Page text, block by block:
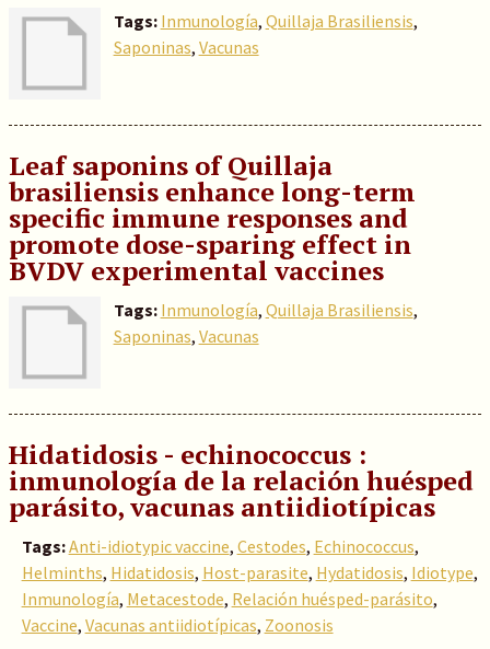
Tags: Inmunología, Quillaja Brasiliensis,
Saponinas, Vacunas
Leaf saponins of Quillaja
brasiliensis enhance long-term
specific immune responses and
promote dose-sparing effect in
BVDV experimental vaccines
Tags: Inmunología, Quillaja Brasiliensis,
Saponinas, Vacunas
Hidatidosis - echinococcus :
inmunología de la relación huésped
parásito, vacunas antiidiotípicas
Tags:Anti-idiotypic vaccine, Cestodes, Echinococcus,
Helminths, Hidatidosis, Host-parasite, Hydatidosis, Idiotype,
Inmunología, Metacestode, Relación huésped-parásito,
Vaccine, Vacunas antiidiotípicas, Zoonosis